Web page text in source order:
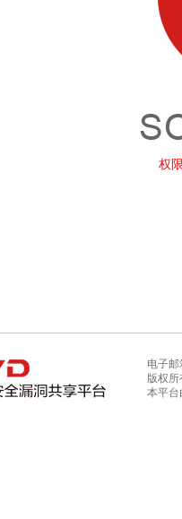
权
电子邮
版权
本平台